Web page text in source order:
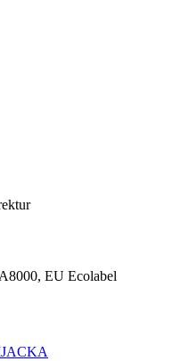
EU Ecolabel